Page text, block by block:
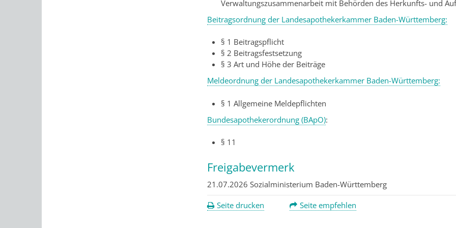
Verwaltungszusammenarbeit mit Behörden des Herkunfts- und
Beitragsordnung der Landesapothekerkammer Baden-Württemberg:
§ 1 Beitragspflicht
§ 2 Beitragsfestsetzung
§ 3 Art und Höhe der Beiträge
Meldeordnung der Landesapothekerkammer Baden-Württemberg:
§ 1 Allgemeine Meldepflichten
Bundesapothekerordnung (BApO):
§ 11
Freigabevermerk
21.07.2026 Sozialministerium Baden-Württemberg
Seite drucken Seite empfehlen